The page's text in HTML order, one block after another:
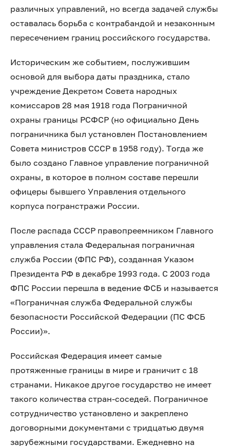
различных управлений, но всегда задачей службы
оставалась борьба с контрабандой и незаконным
пересечением границ российского государства.
Историческим же событием, послужившим
основой для выбора даты праздника, стало
учреждение Декретом Совета народных
комиссаров 28 мая 1918 года Пограничной
охраны границы РСФСР (но официально День
пограничника был установлен Постановлением
Совета министров СССР в 1958 году). Тогда же
было создано Главное управление пограничной
охраны, в которое в полном составе перешли
офицеры бывшего Управления отдельного
корпуса погранстражи России.
После распада СССР правопреемником Главного
управления стала Федеральная пограничная
служба России (ФПС РФ), созданная Указом
Президента РФ в декабре 1993 года. C 2003 года
ФПС России перешла в ведение ФСБ и называется
«Пограничная служба Федеральной службы
безопасности Российской Федерации (ПС ФСБ
России)».
Российская Федерация имеет самые
протяженные границы в мире и граничит с 18
странами. Никакое другое государство не имеет
такого количества стран-соседей. Пограничное
сотрудничество установлено и закреплено
договорными документами с тридцатью двумя
зарубежными государствами. Ежедневно на